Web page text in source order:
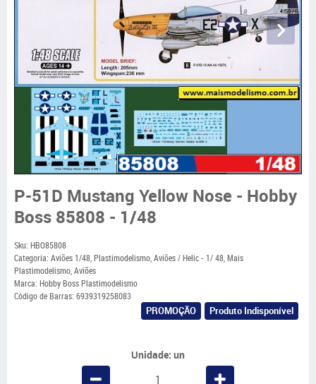
P-51D Mustang Yellow Nose - Hobby
Boss 85808 - 1/48
Sku: HBO85808
Categoria: Aviões 1/48,Plastimodelismo,Aviões / Helic - 1/ 48,Mais
Plastimodelismo,Aviões
Marca: Hobby Boss Plastimodelismo
Código de Barras: 6939319258083
PROMOÇÃO Produto Indisponível
Unidade: un